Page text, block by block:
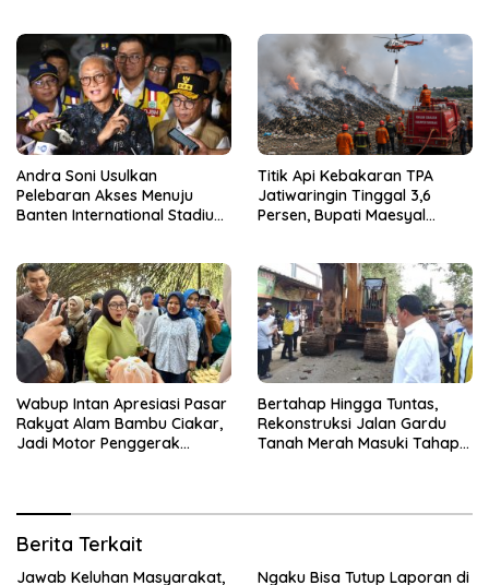
Andra Soni Usulkan
Pelebaran Akses Menuju
Banten International Stadium,
Titik Api Kebakaran TPA
Jatiwaringin Tinggal 3,6
Persen, Bupati Maesyal
Wabup Intan Apresiasi Pasar
Rakyat Alam Bambu Ciakar,
Jadi Motor Penggerak
Bertahap Hingga Tuntas,
Rekonstruksi Jalan Gardu
Tanah Merah Masuki Tahap
Berita Terkait
Jawab Keluhan Masyarakat, Ngaku Bisa Tutup Laporan di